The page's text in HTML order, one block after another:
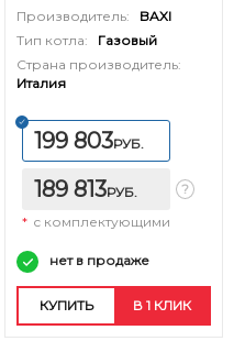
Производитель:
BAXI
Тип котла:
Газовый
Страна производитель:
Италия
199 803РУБ.
189 813РУБ.
* с комплектующими
нет в продаже
КУПИТЬ В 1 КЛИК